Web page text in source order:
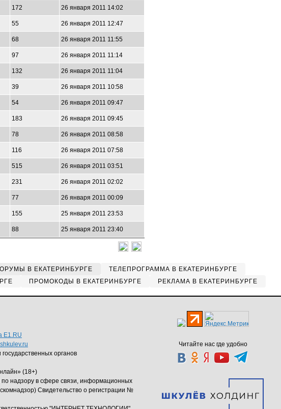
172 26 января 2011 14:02
55 26 января 2011 12:47
68 26 января 2011 11:55
97 26 января 2011 11:14
132 26 января 2011 11:04
39 26 января 2011 10:58
54 26 января 2011 09:47
183 26 января 2011 09:45
78 26 января 2011 08:58
116 26 января 2011 07:58
515 26 января 2011 03:51
231 26 января 2011 02:02
77 26 января 2011 00:09
155 25 января 2011 23:53
88 25 января 2011 23:40
В ЕКАТЕРИНБУРГЕ
ТЕЛЕПРОГРАММА В ЕКАТЕРИНБУРГЕ
ПРОМОКОДЫ В ЕКАТЕРИНБУРГЕ РЕКЛАМА В ЕКАТЕРИНБУРГЕ
Читайте нас где удобно
E1.RU
органов
(18+)
надзору в сфере связи, информационных
Свидетельство о регистрации №